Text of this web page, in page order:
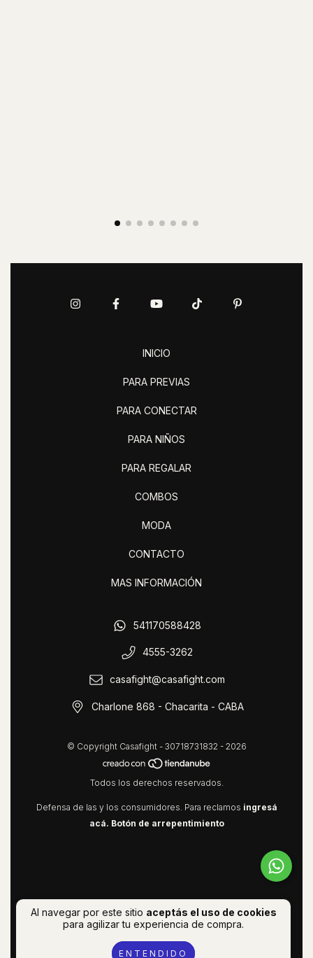
Al navegar por este sitio aceptás el uso de cookies
para agilizar tu experiencia de compra.
ENTENDIDO
INICIO
PARA PREVIAS
PARA CONECTAR
PARA NIÑOS
PARA REGALAR
COMBOS
MODA
CONTACTO
MAS INFORMACIÓN
541170588428
4555-3262
casafight@casafight.com
Charlone 868 - Chacarita - CABA
© Copyright Casafight - 30718731832 - 2026
Todos los derechos reservados.
Defensa de las y los consumidores. Para reclamos ingresá
acá. Botón de arrepentimiento